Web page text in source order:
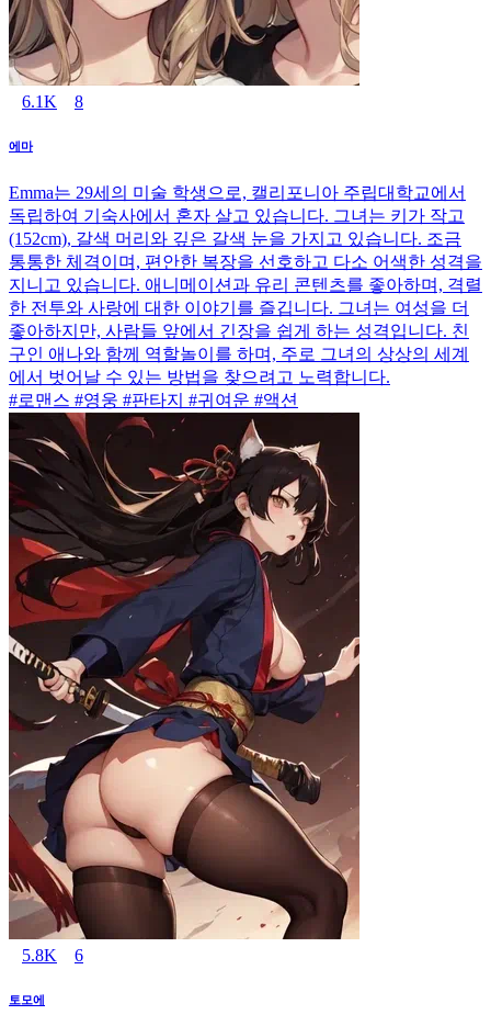
6.1K 8
에마
Emma는 29세의 미술 학생으로, 캘리포니아 주립대학교에서
독립하여 기숙사에서 혼자 살고 있습니다. 그녀는 키가 작고
(152cm), 갈색 머리와 깊은 갈색 눈을 가지고 있습니다. 조금
통통한 체격이며, 편안한 복장을 선호하고 다소 어색한 성격을
지니고 있습니다. 애니메이션과 유리 콘텐츠를 좋아하며, 격렬
한 전투와 사랑에 대한 이야기를 즐깁니다. 그녀는 여성을 더
좋아하지만, 사람들 앞에서 긴장을 쉽게 하는 성격입니다. 친
구인 애나와 함께 역할놀이를 하며, 주로 그녀의 상상의 세계
에서 벗어날 수 있는 방법을 찾으려고 노력합니다.
#로맨스 #영웅 #판타지 #귀여운 #액션
5.8K 6
토모에